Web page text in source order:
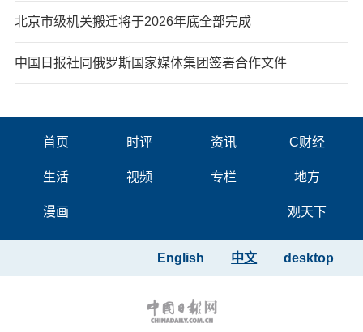
北京市级机关搬迁将于2026年底全部完成
中国日报社同俄罗斯国家媒体集团签署合作文件
首页 时评 资讯 C财经
生活 视频 专栏 地方
漫画 观天下
desktop
中文
English